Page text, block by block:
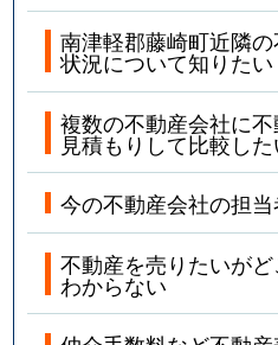
南津軽郡藤崎町近隣
状況について知りたい
複数の不動産会社に
見積もりして比較し
今の不動産会社の担
不動産を売りたいが
わからない